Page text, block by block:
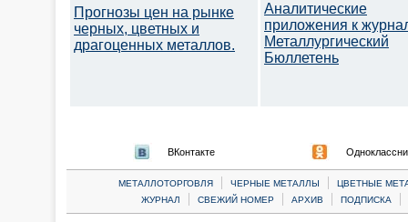
Прогнозы цен на рынке
черных, цветных и
драгоценных металлов.
Аналитические
приложения к
Металлургический
Бюллетень
ВКонтакте
МЕТАЛЛОТОРГОВЛЯ | ЧЕРНЫЕ МЕТАЛЛЫ |
ЦВЕТНЫЕ
ЖУРНАЛ
| СВЕЖИЙ НОМЕР | АРХИВ | ПОДПИСКА |